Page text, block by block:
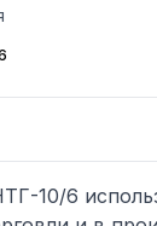
10/6